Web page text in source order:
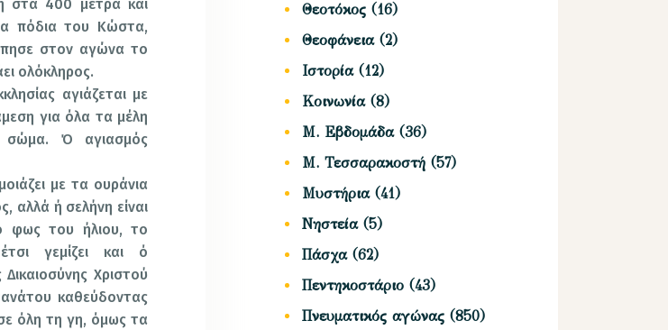
στα 400 μέτρα και
πόδια του Κώστα,
στον αγώνα το
ολόκληρος.
αγιάζεται με
για όλα τα μέλη
σώμα. Ό αγιασμός
με τα ουράνια
αλλά ή σελήνη είναι
φως του ήλιου, το
γεμίζει και ό
Χριστού
καθεύδοντας
όλη τη γη, όμως τα
Θεοτόκος (16)
Θεοφάνεια(2)
Ιστορία(12)
Κοινωνία(8)
Μ. Εβδομάδα(36)
Μ. Τεσσαρακοστή (57)
Μυστήρια(41)
Νηστεία(5)
Πάσχα(62)
Πεντηκοστάριο (43)
Πνευματικός αγώνας (850)